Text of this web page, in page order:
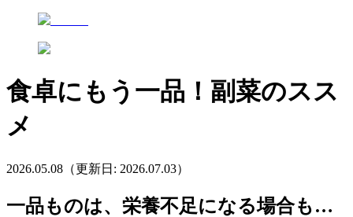
食卓にもう一品！副菜のスス
メ
2026.05.08 （更新日: 2026.07.03）
一品ものは、栄養不足になる場合も…